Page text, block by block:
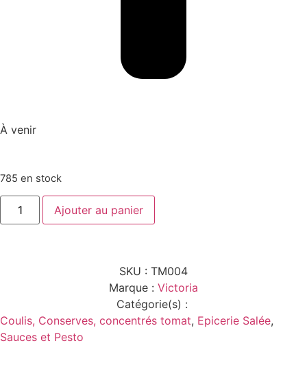
À venir
785 en stock
Ajouter au panier
SKU : TM004
Marque : Victoria
Catégorie(s) :
Coulis, Conserves, concentrés tomat, Epicerie Salée,
Sauces et Pesto